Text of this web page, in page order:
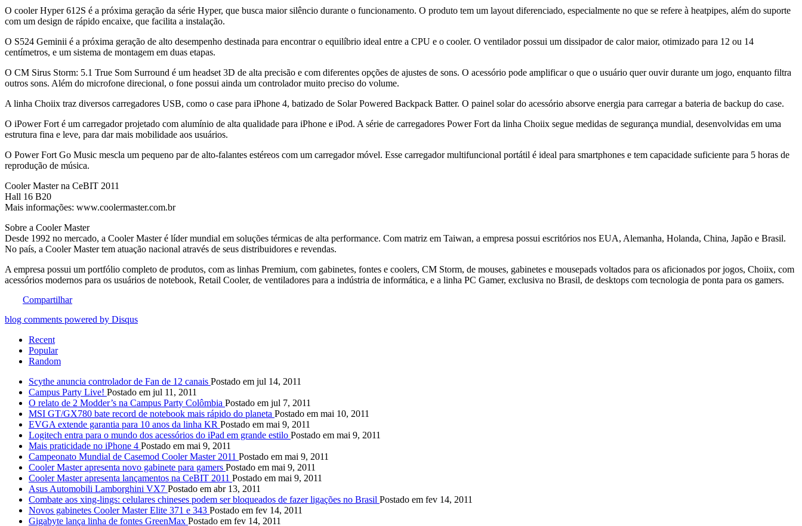
O cooler Hyper 612S é a próxima geração da série Hyper, que busca maior silêncio durante o funcionamento. O produto tem um layout diferenciado, especialmente no que se refere à heatpipes, além do suporte
com um design de rápido encaixe, que facilita a instalação.
O S524 Geminii é a próxima geração de alto desempenho destinada para encontrar o equilíbrio ideal entre a CPU e o cooler. O ventilador possui um dissipador de calor maior, otimizado para 12 ou 14
centímetros, e um sistema de montagem em duas etapas.
O CM Sirus Storm: 5.1 True Som Surround é um headset 3D de alta precisão e com diferentes opções de ajustes de sons. O acessório pode amplificar o que o usuário quer ouvir durante um jogo, enquanto filtra
outros sons. Além do microfone direcional, o fone possui ainda um controlador muito preciso do volume.
A linha Choiix traz diversos carregadores USB, como o case para iPhone 4, batizado de Solar Powered Backpack Batter. O painel solar do acessório absorve energia para carregar a bateria de backup do case.
O iPower Fort é um carregador projetado com alumínio de alta qualidade para iPhone e iPod. A série de carregadores Power Fort da linha Choiix segue medidas de segurança mundial, desenvolvidas em uma
estrutura fina e leve, para dar mais mobilidade aos usuários.
O Power Fort Go Music mescla um pequeno par de alto-falantes estéreos com um carregador móvel. Esse carregador multifuncional portátil é ideal para smartphones e tem capacidade suficiente para 5 horas de
reprodução de música.
Cooler Master na CeBIT 2011
Hall 16 B20
Mais informações: www.coolermaster.com.br
Sobre a Cooler Master
Desde 1992 no mercado, a Cooler Master é líder mundial em soluções térmicas de alta performance. Com matriz em Taiwan, a empresa possui escritórios nos EUA, Alemanha, Holanda, China, Japão e Brasil.
No país, a Cooler Master tem atuação nacional através de seus distribuidores e revendas.
A empresa possui um portfólio completo de produtos, com as linhas Premium, com gabinetes, fontes e coolers, CM Storm, de mouses, gabinetes e mousepads voltados para os aficionados por jogos, Choiix, com
acessórios modernos para os usuários de notebook, Retail Cooler, de ventiladores para a indústria de informática, e a linha PC Gamer, exclusiva no Brasil, de desktops com tecnologia de ponta para os gamers.
Compartilhar
blog comments powered by Disqus
Recent
Popular
Random
Scythe anuncia controlador de Fan de 12 canais Postado em jul 14, 2011
Campus Party Live! Postado em jul 11, 2011
O relato de 2 Modder’s na Campus Party Colômbia Postado em jul 7, 2011
MSI GT/GX780 bate record de notebook mais rápido do planeta Postado em mai 10, 2011
EVGA extende garantia para 10 anos da linha KR Postado em mai 9, 2011
Logitech entra para o mundo dos acessórios do iPad em grande estilo Postado em mai 9, 2011
Mais praticidade no iPhone 4 Postado em mai 9, 2011
Campeonato Mundial de Casemod Cooler Master 2011 Postado em mai 9, 2011
Cooler Master apresenta novo gabinete para gamers Postado em mai 9, 2011
Cooler Master apresenta lançamentos na CeBIT 2011 Postado em mai 9, 2011
Asus Automobili Lamborghini VX7 Postado em abr 13, 2011
Combate aos xing-lings: celulares chineses podem ser bloqueados de fazer ligações no Brasil Postado em fev 14, 2011
Novos gabinetes Cooler Master Elite 371 e 343 Postado em fev 14, 2011
Gigabyte lança linha de fontes GreenMax Postado em fev 14, 2011